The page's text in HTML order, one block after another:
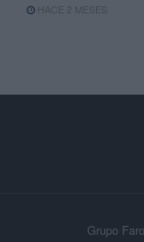
HACE 2 MESES
Grupo Faro